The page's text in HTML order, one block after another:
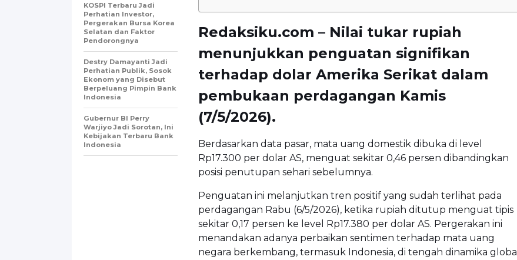
Redaksiku.com – Nilai tukar rupiah
menunjukkan penguatan signifikan
terhadap dolar Amerika Serikat dalam
pembukaan perdagangan Kamis
(7/5/2026).
Berdasarkan data pasar, mata uang domestik dibuka di level
Rp17.300 per dolar AS, menguat sekitar 0,46 persen dibandingkan
posisi penutupan sehari sebelumnya.
Penguatan ini melanjutkan tren positif yang sudah terlihat pada
perdagangan Rabu (6/5/2026), ketika rupiah ditutup menguat tipis
sekitar 0,17 persen ke level Rp17.380 per dolar AS. Pergerakan ini
menandakan adanya perbaikan sentimen terhadap mata uang
negara berkembang, termasuk Indonesia, di tengah dinamika global
KOSPI Terbaru Jadi
Perhatian Investor,
Pergerakan Bursa Korea
Selatan dan Faktor
Pendorongnya
Destry Damayanti Jadi
Perhatian Publik, Sosok
Ekonom yang Disebut
Berpeluang Pimpin Bank
Indonesia
Gubernur BI Perry
Warjiyo Jadi Sorotan, Ini
Kebijakan Terbaru Bank
Indonesia